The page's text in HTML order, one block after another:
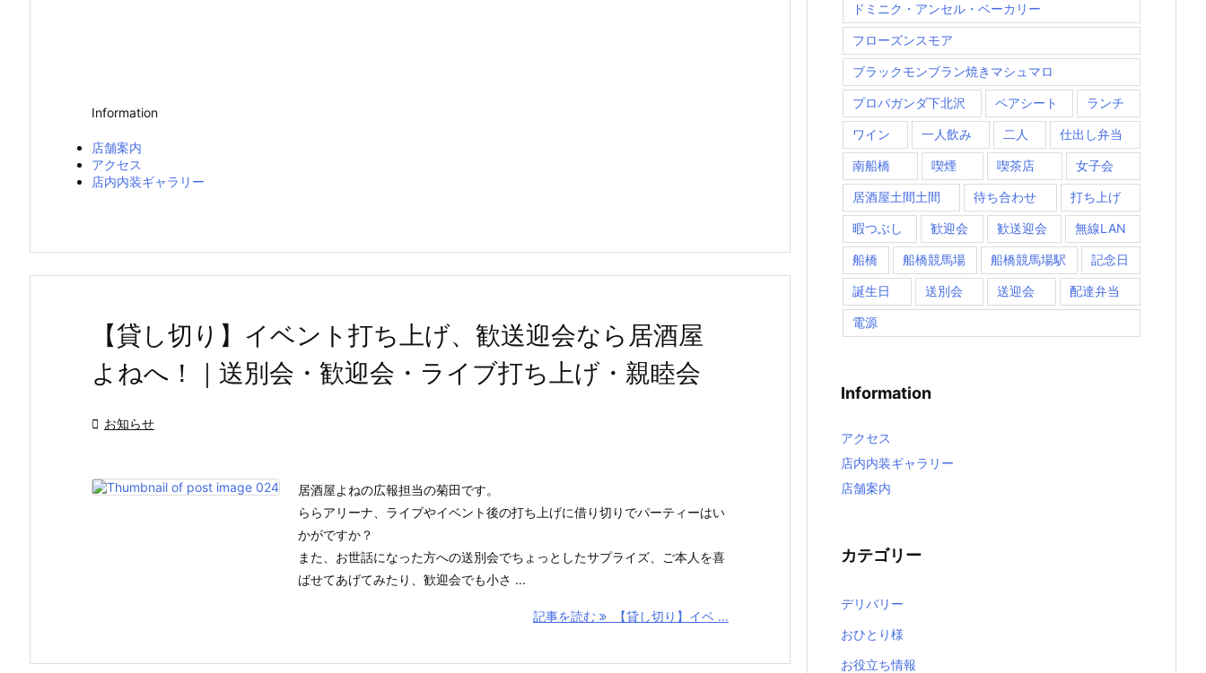
Information
店舗案内
アクセス
店内内装ギャラリー
【貸し切り】イベント打ち上げ、歓送迎会なら居酒屋
よねへ！｜送別会・歓迎会・ライブ打ち上げ・親睦会
 お知らせ
居酒屋よねの広報担当の菊田です。
ららアリーナ、ライブやイベント後の打ち上げに借り切りでパーティーはい
かがですか？
また、お世話になった方への送別会でちょっとしたサプライズ、ご本人を喜
ばせてあげてみたり、歓迎会でも小さ ...
記事を読む 【貸し切り】イベ ...
ドミニク・アンセル・ベーカリー
フローズンスモア
ブラックモンブラン焼きマシュマロ
プロパガンダ下北沢 ペアシート ランチ
ワイン 一人飲み 二人 仕出し弁当
南船橋 喫煙 喫茶店 女子会
居酒屋土間土間 待ち合わせ 打ち上げ
暇つぶし 歓迎会 歓送迎会 無線LAN
船橋 船橋競馬場 船橋競馬場駅 記念日
誕生日 送別会 送迎会 配達弁当
電源
Information
アクセス
店内内装ギャラリー
店舗案内
カテゴリー
デリバリー
おひとり様
お役立ち情報